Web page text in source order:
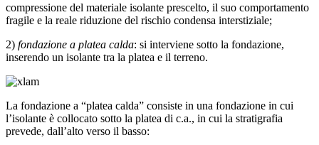
compressione del materiale isolante prescelto, il suo comportamento
fragile e la reale riduzione del rischio condensa interstiziale;
2) fondazione a platea calda: si interviene sotto la fondazione,
inserendo un isolante tra la platea e il terreno.
La fondazione a “platea calda” consiste in una fondazione in cui
l’isolante è collocato sotto la platea di c.a., in cui la stratigrafia
prevede, dall’alto verso il basso: